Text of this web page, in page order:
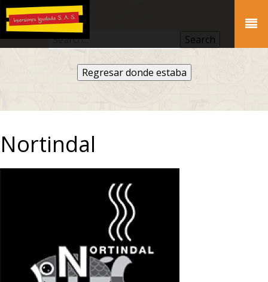
Regresar donde estaba
Nortindal